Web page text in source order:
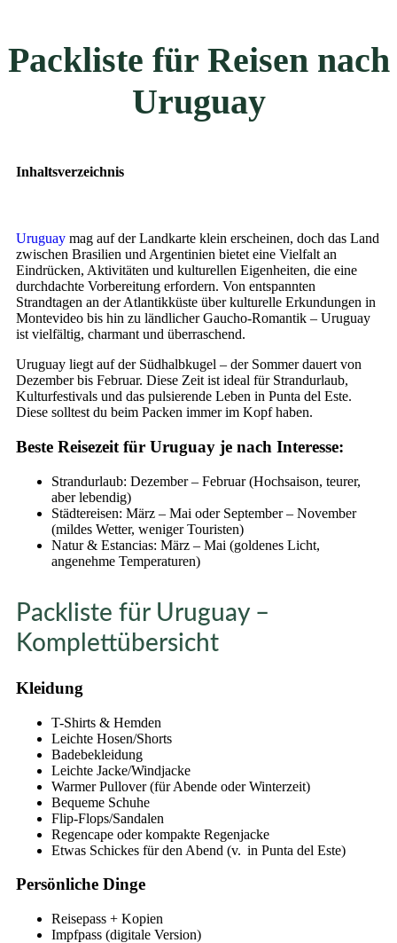
Packliste für Reisen nach
Uruguay
Inhaltsverzeichnis
Uruguay mag auf der Landkarte klein erscheinen, doch das Land
zwischen Brasilien und Argentinien bietet eine Vielfalt an
Eindrücken, Aktivitäten und kulturellen Eigenheiten, die eine
durchdachte Vorbereitung erfordern. Von entspannten
Strandtagen an der Atlantikküste über kulturelle Erkundungen in
Montevideo bis hin zu ländlicher Gaucho-Romantik – Uruguay
ist vielfältig, charmant und überraschend.
Uruguay liegt auf der Südhalbkugel – der Sommer dauert von
Dezember bis Februar. Diese Zeit ist ideal für Strandurlaub,
Kulturfestivals und das pulsierende Leben in Punta del Este.
Diese solltest du beim Packen immer im Kopf haben.
Beste Reisezeit für Uruguay je nach Interesse:
Strandurlaub: Dezember – Februar (Hochsaison, teurer,
aber lebendig)
Städtereisen: März – Mai oder September – November
(mildes Wetter, weniger Touristen)
Natur & Estancias: März – Mai (goldenes Licht,
angenehme Temperaturen)
Packliste für Uruguay –
Komplettübersicht
Kleidung
T-Shirts & Hemden
Leichte Hosen/Shorts
Badebekleidung
Leichte Jacke/Windjacke
Warmer Pullover (für Abende oder Winterzeit)
Bequeme Schuhe
Flip-Flops/Sandalen
Regencape oder kompakte Regenjacke
Etwas Schickes für den Abend (v. in Punta del Este)
Persönliche Dinge
Reisepass + Kopien
Impfpass (digitale Version)